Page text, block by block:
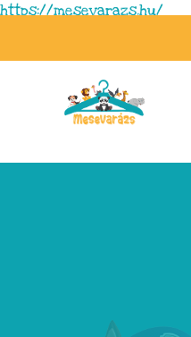
https://mesevarazs.hu/